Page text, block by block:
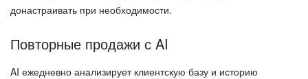
донастраивать при необходимости.
Повторные продажи с AI
AI ежедневно анализирует клиентскую базу и историю